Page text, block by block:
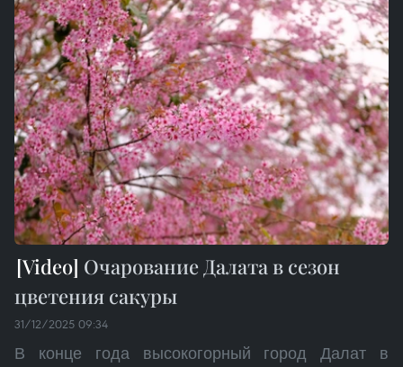
Очарование Далата в сезон
цветения сакуры
31/12/2025 09:34
В конце года высокогорный город Далат в